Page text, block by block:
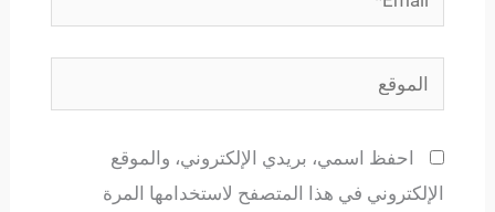
الموقع
احفظ اسمي، بريدي الإلكتروني، والموقع
الإلكتروني في هذا المتصفح لاستخدامها المرة